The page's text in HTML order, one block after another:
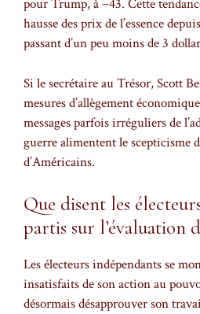
pour Trump, à −43. Cette
hausse des prix de l’essence
passant d’un peu moins de 3
Si le secrétaire au Trésor, Scott
mesures d’allègement
messages parfois irréguliers de
guerre alimentent le scepticisme
d’Américains.
Que disent les
partis sur l’évaluation
Les électeurs indépendants se
insatisfaits de son action au
désormais désapprouver son